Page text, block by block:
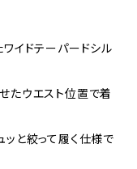
ワイドテーパードシル
たウエスト位置で着
ッと絞って履く仕様で